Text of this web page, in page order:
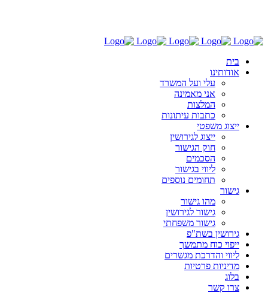
בית
אודותינו
עלי ועל המשרד
אני מאמינה
המלצות
כתבות עיתונות
ייצוג משפטי
ייצוג לגירושין
חוק הגישור
הסכמים
ליווי בגישור
תחומים נוספים
גישור
מהו גישור
גישור לגירושין
גישור משפחתי
גירושין בשת"פ
ייפוי כוח מתמשך
ליווי והדרכת מגשרים
מדיניות פרטיות
בלוג
צרו קשר